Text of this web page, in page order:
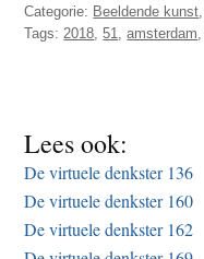
i
t
z
t
e
Categorie: Beeldende kunst
Tags: 2018 ,51 ,amsterdam
Lees ook:
De virtuele denkster 136
De virtuele denkster 160
De virtuele denkster 162